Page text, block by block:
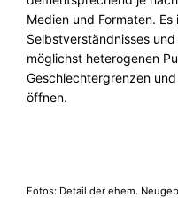
Medien und Formaten.
Selbstverständnisses
möglichst heterogenen
Geschlechtergrenzen
öffnen.
Fotos: Detail der ehem.